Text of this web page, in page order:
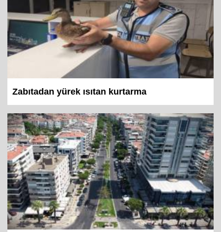
Zabıtadan yürek ısıtan kurtarma